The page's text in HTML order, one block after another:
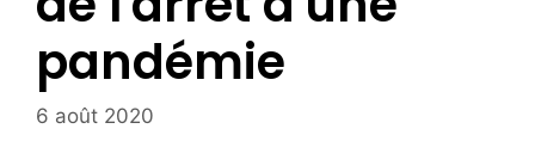
pandémie
6 août 2020